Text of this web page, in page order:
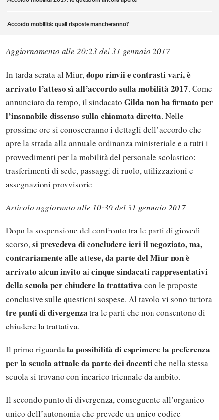
Accordo mobilità: quali risposte mancheranno?
Aggiornamento alle 20:23 del 31 gennaio 2017
In tarda serata al Miur, dopo rinvii e contrasti vari, è
arrivato l’atteso sì all’accordo sulla mobilità 2017. Come
annunciato da tempo, il sindacato Gilda non ha firmato per
l’insanabile dissenso sulla chiamata diretta. Nelle
prossime ore si conosceranno i dettagli dell’accordo che
apre la strada alla annuale ordinanza ministeriale e a tutti i
provvedimenti per la mobilità del personale scolastico:
trasferimenti di sede, passaggi di ruolo, utilizzazioni e
assegnazioni provvisorie.
Articolo aggiornato alle 10:30 del 31 gennaio 2017
Dopo la sospensione del confronto tra le parti di giovedì
scorso,si prevedeva di concludere ieri il negoziato, ma,
contrariamente alle attese, da parte del Miur non è
arrivato alcun invito ai cinque sindacati rappresentativi
della scuola per chiudere la trattativa con le proposte
conclusive sulle questioni sospese. Al tavolo vi sono tuttora
tre punti di divergenza tra le parti che non consentono di
chiudere la trattativa.
Il primo riguardala possibilità di esprimere la preferenza
per la scuola attuale da parte dei docentiche nella stessa
scuola si trovano con incarico triennale da ambito.
Il secondo punto di divergenza, conseguente all’organico
unico dell’autonomia che prevede un unico codice